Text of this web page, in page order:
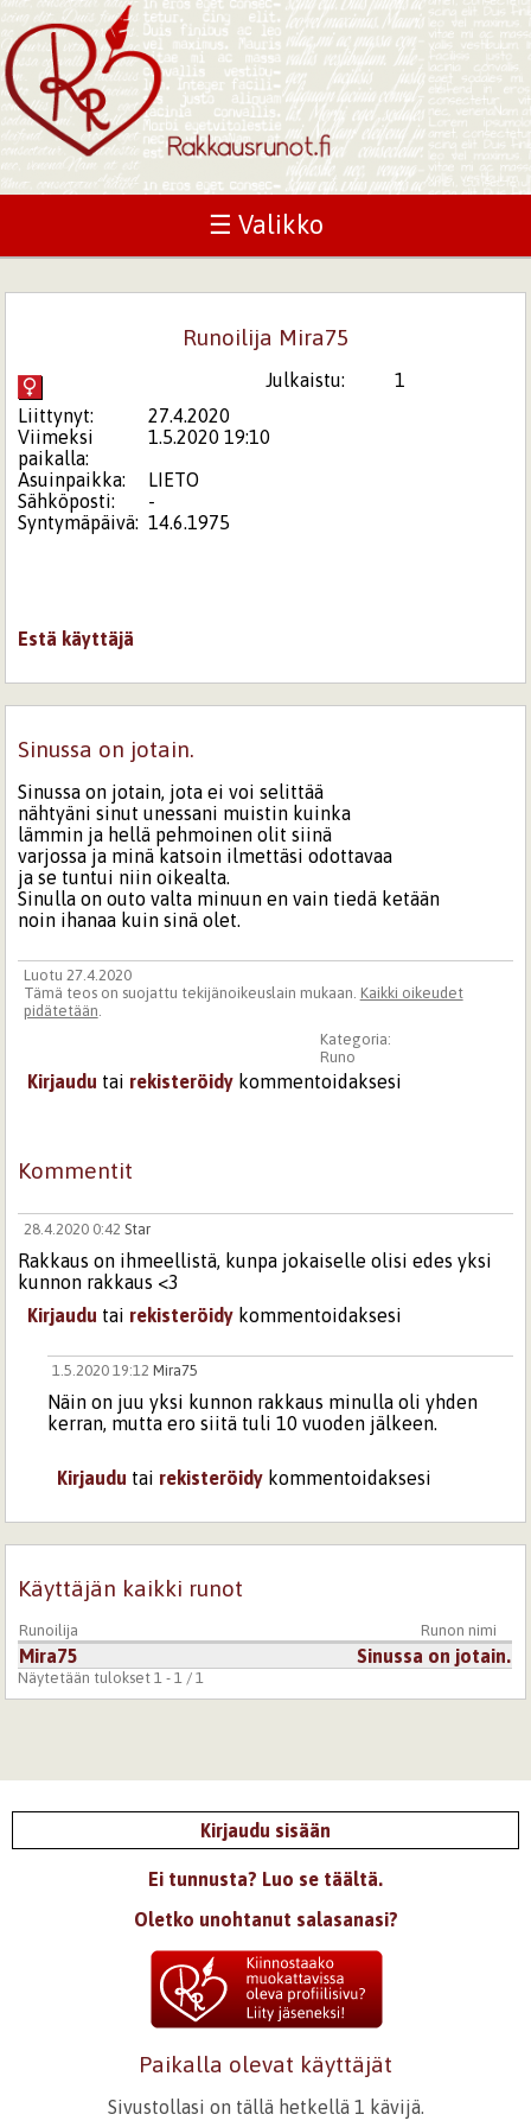
☰ Valikko
Runoilija Mira75
Julkaistu:
1
Liittynyt:
27.4.2020
Viimeksi
paikalla:
1.5.2020 19:10
Asuinpaikka:
LIETO
Sähköposti:
-
Syntymäpäivä: 14.6.1975
Estä käyttäjä
Sinussa on jotain.
Sinussa on jotain, jota ei voi selittää
nähtyäni sinut unessani muistin kuinka
lämmin ja hellä pehmoinen olit siinä
varjossa ja minä katsoin ilmettäsi odottavaa
ja se tuntui niin oikealta.
Sinulla on outo valta minuun en vain tiedä ketään
noin ihanaa kuin sinä olet.
Luotu 27.4.2020
Tämä teos on suojattu tekijänoikeuslain mukaan. Kaikki oikeudet
pidätetään.
Kategoria:
Runo
Kirjaudu tai rekisteröidy kommentoidaksesi
Kommentit
28.4.2020 0:42 Star
Rakkaus on ihmeellistä, kunpa jokaiselle olisi edes yksi
kunnon rakkaus <3
Kirjaudu tai rekisteröidy kommentoidaksesi
1.5.2020 19:12Mira75
Näin on juu yksi kunnon rakkaus minulla oli yhden
kerran, mutta ero siitä tuli 10 vuoden jälkeen.
Kirjaudu tai rekisteröidy kommentoidaksesi
Käyttäjän kaikki runot
Runoilija Runon nimi
Mira75 Sinussa on jotain.
Näytetään tulokset 1 - 1 / 1
Kirjaudu sisään
Ei tunnusta? Luo se täältä.
Oletko unohtanut salasanasi?
Paikalla olevat käyttäjät
Sivustollasi on tällä hetkellä 1 kävijä.